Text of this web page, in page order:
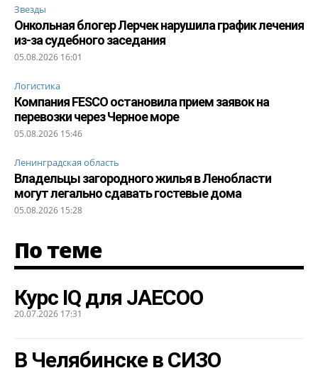
Звезды
Онкольная блогер Лерчек нарушила график лечения
из-за судебного заседания
05.08.2026 16:01
Логистика
Компания FESCO остановила прием заявок на
перевозки через Черное море
05.08.2026 15:46
Ленинградская область
Владельцы загородного жилья в Ленобласти
могут легально сдавать гостевые дома
05.08.2026 15:28
По теме
Курс IQ для JAECOO
20.07.2026 17:31
В Челябинске в СИЗО